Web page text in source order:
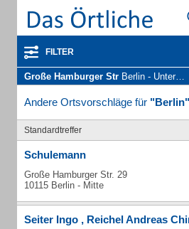
FILTER
Große Hamburger Str Berlin - Unternehmen und Personen
Andere Ortsvorschläge für "Berlin"
Standardtreffer
Schulemann
Große Hamburger Str. 29
10115 Berlin - Mitte
Seiter Ingo , Reichel Andreas